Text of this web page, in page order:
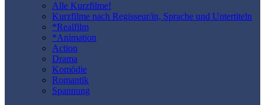
Alle Kurzfilme!
Kurzfilme nach Regisseur/in, Sprache und Untertiteln
*Realfilm
*Animation
Action
Drama
Komödie
Romantik
Spannung